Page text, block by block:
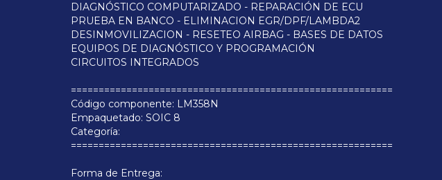
DIAGNÓSTICO COMPUTARIZADO - REPARACIÓN DE ECU
PRUEBA EN BANCO - ELIMINACION EGR/DPF/LAMBDA2
DESINMOVILIZACION - RESETEO AIRBAG - BASES DE DATOS
EQUIPOS DE DIAGNÓSTICO Y PROGRAMACIÓN
CIRCUITOS INTEGRADOS
==========================================================
Código componente: LM358N
Empaquetado: SOIC 8
Categoría:
==========================================================
Forma de Entrega: